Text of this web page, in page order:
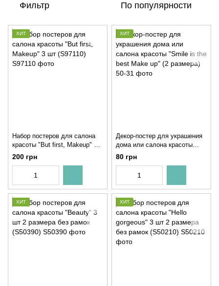
Фильтр По популярности
ХИТ
Набор постеров для салона
красоты "But first, Makeup" 3
шт (S97110)
200 грн
ХИТ
Декор-постер для украшения
дома или салона красоты
"Smile is the best Make up" (2
размера)
80 грн
ХИТ ХИТ